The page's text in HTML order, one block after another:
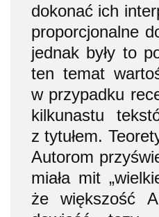
dokonać ich
proporcjonalne
jednak były to
ten temat
w przypadku
kilkunastu
z tytułem.
Autorom
miała mit
że większość